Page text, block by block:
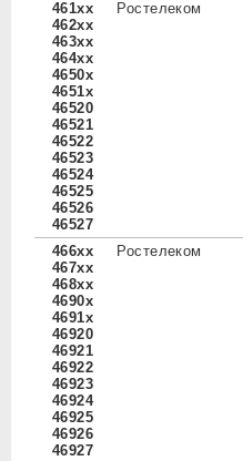
461xx
462xx
463xx
464xx
4650x
4651x
46520
46521
46522
46523
46524
46525
46526
46527
Ростелеком
466xx
467xx
468xx
4690x
4691x
46920
46921
46922
46923
46924
46925
46926
46927
Ростелеком